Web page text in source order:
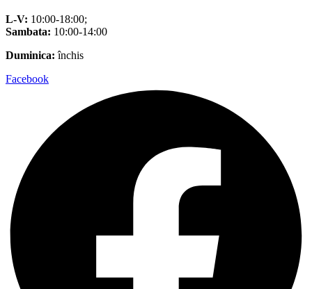
L-V: 10:00-18:00;
Sambata: 10:00-14:00
Duminica: închis
Facebook